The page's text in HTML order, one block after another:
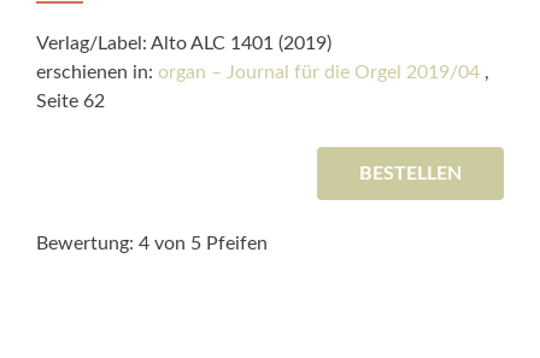
Verlag/Label: Alto ALC 1401 (2019)
erschienen in: organ – Journal für die Orgel 2019/04 ,
Seite 62
BESTELLEN
Bewertung: 4 von 5 Pfeifen